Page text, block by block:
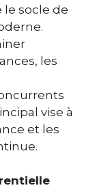
le socle de
les
vise à
et les